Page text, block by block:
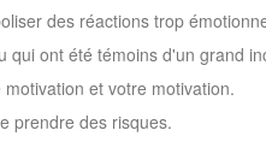
des réactions trop
qui ont été témoins d'un grand
et votre motivation.
prendre des risques.